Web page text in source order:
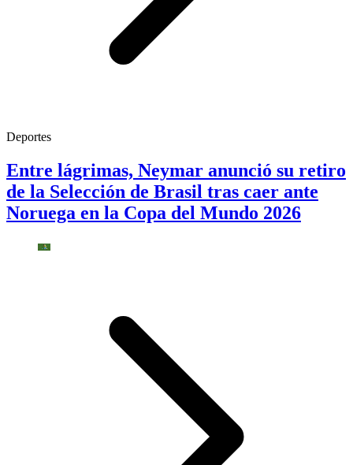
Deportes
Entre lágrimas, Neymar anunció su retiro
de la Selección de Brasil tras caer ante
Noruega en la Copa del Mundo 2026